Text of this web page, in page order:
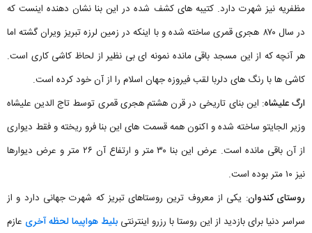
مظفریه نیز شهرت دارد. کتیبه‌ های کشف شده در این بنا نشان دهنده اینست که
در سال ۸۷۰ هجری قمری ساخته شده و با اینکه در زمین لرزه تبریز ویران گشته اما
هر آنچه که از این مسجد باقی مانده نمونه ای بی نظیر از لحاظ کاشی کاری است.
کاشی ها با رنگ های دلربا لقب فیروزه جهان اسلام را از آن خود کرده است.
ارگ علیشاه: این بنای تاریخی در قرن هشتم هجری قمری توسط تاج الدین علیشاه
وزیر الجایتو ساخته شده و اکنون همه قسمت های این بنا فرو ریخته و فقط دیواری
از آن باقی مانده است. عرض این بنا ۳۰ متر و ارتفاع آن ۲۶ متر و عرض دیوارها
نیز ۱۰ متر بوده است.
روستای کندوان: یکی از معروف ترین روستاهای تبریز که شهرت جهانی دارد و از
سراسر دنیا برای بازدید از این روستا با رزرو اینترنتی بلیط هواپیما لحظه آخری عازم